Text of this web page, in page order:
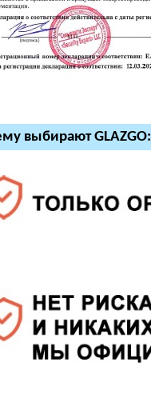
выбирают GLAZGO: